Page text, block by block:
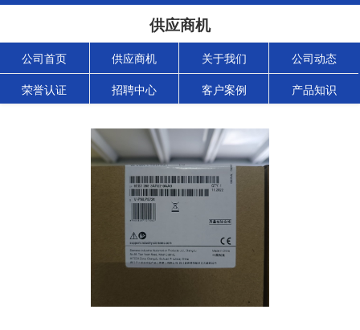
供应商机
公司首页 供应商机 关于我们 公司动态
荣誉认证 招聘中心 客户案例 产品知识